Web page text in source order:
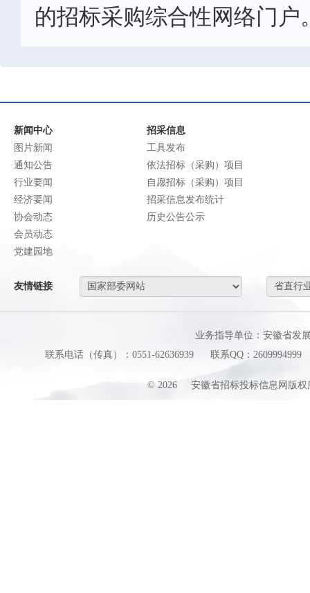
的招标采购综合性网络门户
新闻中心
图片新闻
通知公告
行业要闻
经济要闻
协会动态
会员动态
党建园地
招采信息
工具发布
依法招标（采购）项目
自愿招标（采购）项目
招采信息发布统计
历史公告公示
友情链接
业务指导单位：安徽省发
联系电话（传真）：0551-62636939
联系QQ：2609994999
© 2026 安徽省招标投标信息网版